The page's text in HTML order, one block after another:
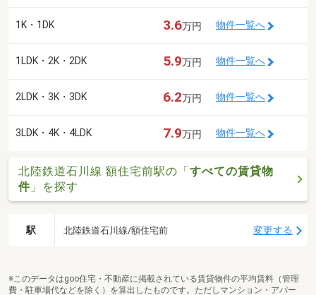
1K・1DK 3.6万円 物件一覧へ
1LDK・2K・2DK 5.9万円 物件一覧へ
2LDK・3K・3DK 6.2万円 物件一覧へ
3LDK・4K・4LDK 7.9万円 物件一覧へ
北陸鉄道石川線 額住宅前駅の「すべての賃貸物
件 」を探す
駅 北陸鉄道石川線/額住宅前 変更する
※このデータはgoo住宅・不動産に掲載されている賃貸物件の平均賃料（管理
費・駐車場代などを除く）を算出したものです。ただしマンション・アパー